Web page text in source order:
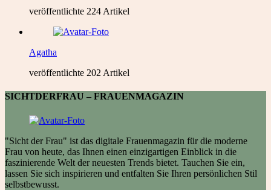
veröffentlichte 224 Artikel
Agatha
veröffentlichte 202 Artikel
SICHTDERFRAU – FRAUENMAGAZIN
"Sicht der Frau" ist das digitale Frauenmagazin für die moderne
Frau von heute, das Ihnen einen einzigartigen Einblick in die
faszinierende Welt der neuesten Trends bietet. Tauchen Sie ein,
lassen Sie sich inspirieren und entfalten Sie Ihren persönlichen Stil
selbstbewusst.